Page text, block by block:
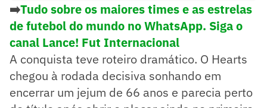
➡️Tudo sobre os maiores times e as estrelas
de futebol do mundo no WhatsApp. Siga o
canal Lance! Fut Internacional
A conquista teve roteiro dramático. O Hearts
chegou à rodada decisiva sonhando em
encerrar um jejum de 66 anos e parecia perto